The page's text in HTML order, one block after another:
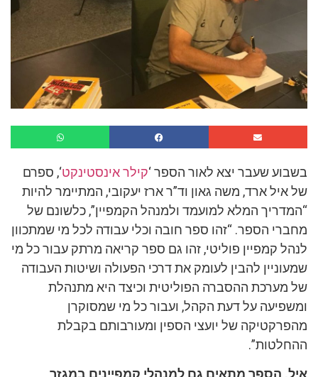
בשבוע שעבר יצא לאור הספר ‘קילר אינסטינקט‘, ספרם
של איל ארד, משה גאון וד”ר ארז יעקובי, המתיימר להיות
“המדריך המלא למועמד ולמנהל הקמפיין”, כלשונם של
מחברי הספר. “זהו ספר חובה וכלי עבודה לכל מי שמתכוון
לנהל קמפיין פוליטי, זהו גם ספר קריאה מרתק עבור כל מי
שמעוניין להבין לעומק את דרכי הפעולה ושיטות העבודה
של מערכת ההסברה הפוליטית וכיצד היא מתנהלת
ומשפיעה על דעת הקהל, ועבור כל מי שמסוקרן
מהפרקטיקה של יועצי הספין ומעורבותם בקבלת
ההחלטות”.
איל, הספר מתאים גם למנהלי קמפיינים במגזר